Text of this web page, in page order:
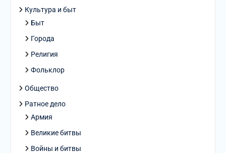
Культура и быт
Быт
Города
Религия
Фольклор
Общество
Ратное дело
Армия
Великие битвы
Войны и битвы